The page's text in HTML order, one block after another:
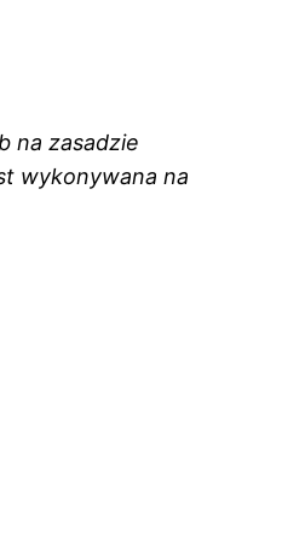
na zasadzie
wykonywana na